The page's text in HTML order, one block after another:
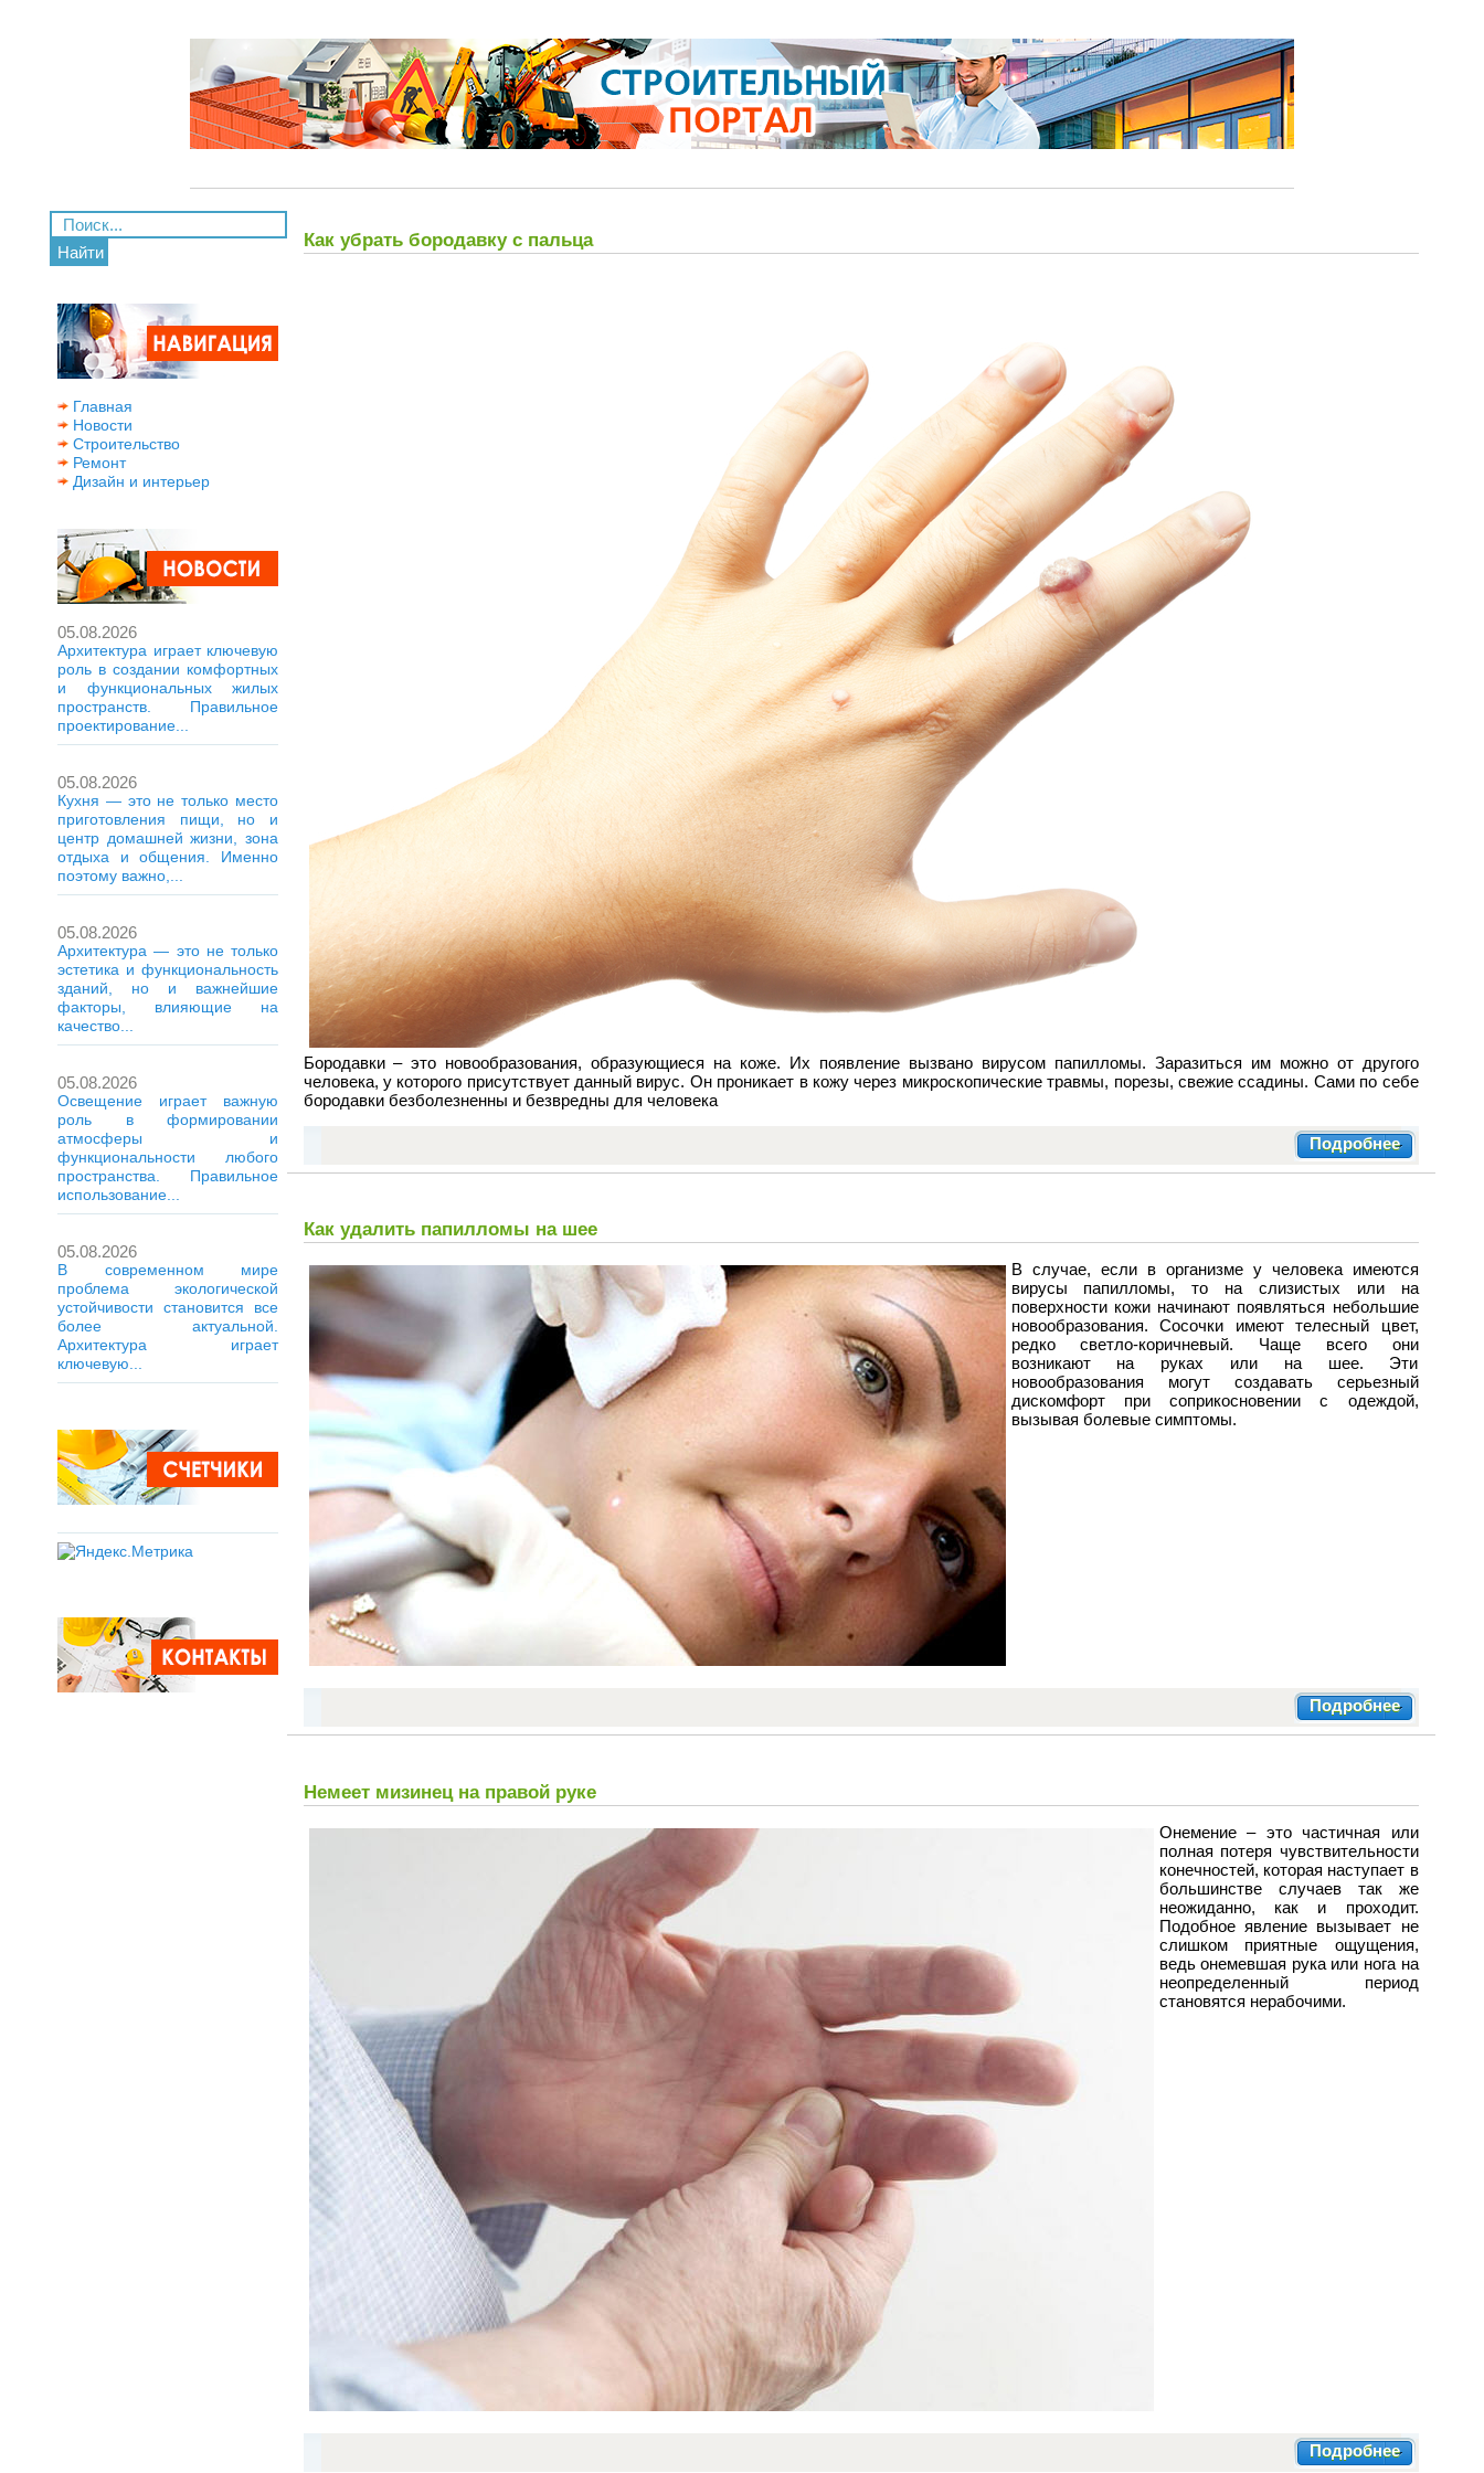
Найти
Главная
Новости
Строительство
Ремонт
Дизайн и интерьер
05.08.2026
Архитектура играет ключевую
роль в создании комфортных
и функциональных жилых
пространств. Правильное
проектирование...
05.08.2026
Кухня — это не только место
приготовления пищи, но и
центр домашней жизни, зона
отдыха и общения. Именно
поэтому важно,...
05.08.2026
Архитектура — это не только
эстетика и функциональность
зданий, но и важнейшие
факторы, влияющие на
качество...
05.08.2026
Освещение играет важную
роль в формировании
атмосферы и
функциональности любого
пространства. Правильное
использование...
05.08.2026
В современном мире
проблема экологической
устойчивости становится все
более актуальной.
Архитектура играет
ключевую...
Как убрать бородавку с пальца
Бородавки – это новообразования, образующиеся на коже. Их появление вызвано вирусом папилломы. Заразиться им можно от другого
человека, у которого присутствует данный вирус. Он проникает в кожу через микроскопические травмы, порезы, свежие ссадины. Сами по себе
бородавки безболезненны и безвредны для человека
Подробнее
Как удалить папилломы на шее
В случае, если в организме у человека имеются
вирусы папилломы, то на слизистых или на
поверхности кожи начинают появляться небольшие
новообразования. Сосочки имеют телесный цвет,
редко светло-коричневый. Чаще всего они
возникают на руках или на шее. Эти
новообразования могут создавать серьезный
дискомфорт при соприкосновении с одеждой,
вызывая болевые симптомы.
Подробнее
Немеет мизинец на правой руке
Онемение – это частичная или
полная потеря чувствительности
конечностей, которая наступает в
большинстве случаев так же
неожиданно, как и проходит.
Подобное явление вызывает не
слишком приятные ощущения,
ведь онемевшая рука или нога на
неопределенный период
становятся нерабочими.
Подробнее